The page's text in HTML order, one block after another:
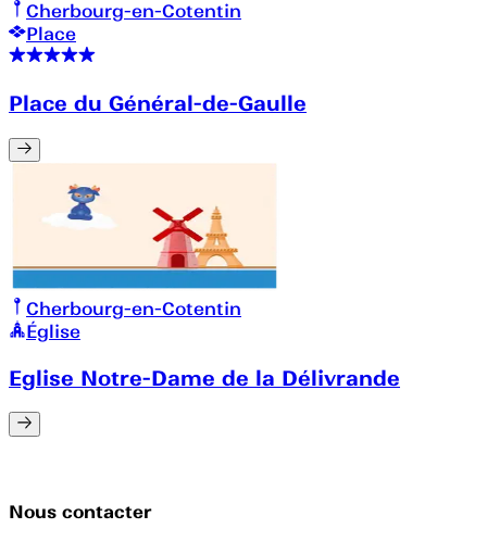
Cherbourg-en-Cotentin
Place
Place du Général-de-Gaulle
Cherbourg-en-Cotentin
Église
Eglise Notre-Dame de la Délivrande
Nous contacter